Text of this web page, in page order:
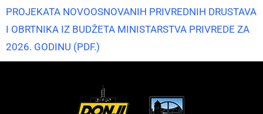
PROJEKATA NOVOOSNOVANIH PRIVREDNIH DRUSTAVA
I OBRTNIKA IZ BUDŽETA MINISTARSTVA PRIVREDE ZA
2026. GODINU (PDF.)